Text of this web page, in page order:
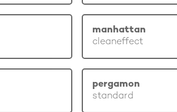
manhattan
cleaneffect
pergamon
standard